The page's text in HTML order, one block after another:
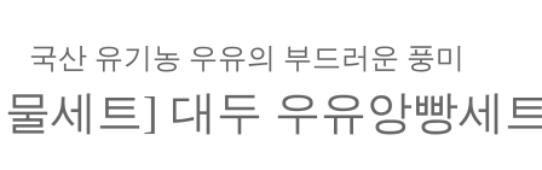
국산 유기농 우유의 부드러운 풍미
세트] 대두 우유앙빵세